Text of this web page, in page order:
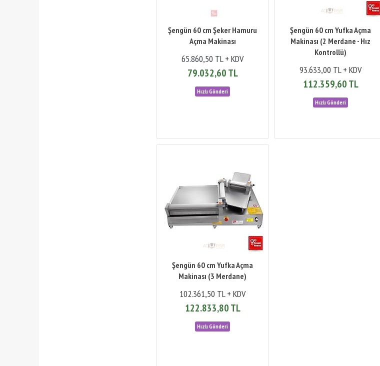
Şengün 60 cm Şeker Hamuru
Açma Makinası
65.860,50 TL + KDV
79.032,60 TL
Şengün 60 cm Yufka Açma
Makinası (2 Merdane - Hız
Kontrollü)
93.633,00 TL + KDV
112.359,60 TL
Şengün 60 cm Yufka Açma
Makinası (3 Merdane)
102.361,50 TL + KDV
122.833,80 TL